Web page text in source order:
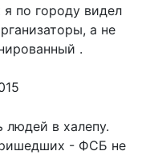
я по городу видел
а не
.
людей в халепу.
- ФСБ не